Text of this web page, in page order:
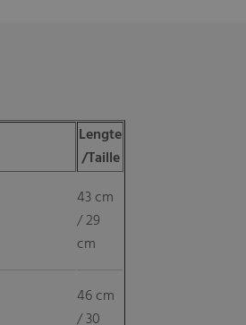
Lengte
/Taille
43 cm
/ 29
cm
46 cm
/ 30